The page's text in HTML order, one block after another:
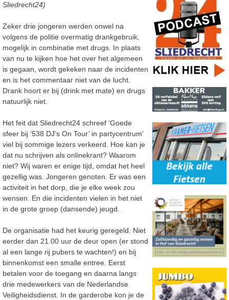
Sliedrecht24)
Zeker drie jongeren werden onwel na
volgens de politie overmatig drankgebruik,
mogelijk in combinatie met drugs. In plaats
van nu te kijken hoe het over het algemeen
is gegaan, wordt gekeken naar de incidenten
en is het commentaar niet van de lucht.
Drank hoort er bij (drink met mate) en drugs
natuurlijk niet.
Het feit dat Sliedrecht24 schreef ‘Goede
sfeer bij ‘538 DJ’s On Tour’ in partycentrum’
viel bij sommige lezers verkeerd. Hoe kan je
dat nu schrijven als onlinekrant? Waarom
niet? Wij waren er enige tijd, omdat het heel
gezellig was. Jongeren genoten. Er was een
activiteit in het dorp, die je elke week zou
wensen. En die incidenten vielen in het niet
in de grote groep (dansende) jeugd.
De organisatie had het keurig geregeld. Niet
eerder dan 21.00 uur de deur open (er stond
al een lange rij pubers te wachten!) en bij
binnenkomst een smalle entree. Eerst
betalen voor de toegang en daarna langs
drie medewerkers van de Nederlandse
Veiligheidsdienst. In de garderobe kon je de